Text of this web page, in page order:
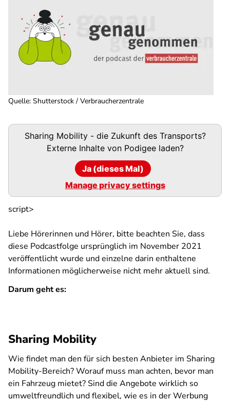
Quelle: Shutterstock / Verbraucherzentrale
Podigee-Sharing Mobility - die Zukunft des Transports?
Externe Inhalte von Podigeeladen?
Ja (dieses Mal)
Manage privacy settings
script>
Liebe Hörerinnen und Hörer, bitte beachten Sie, dass
diese Podcastfolge ursprünglich im November 2021
veröffentlicht wurde und einzelne darin enthaltene
Informationen möglicherweise nicht mehr aktuell sind.
Darum geht es:
Sharing Mobility
Wie findet man den für sich besten Anbieter im Sharing
Mobility-Bereich? Worauf muss man achten, bevor man
ein Fahrzeug mietet? Sind die Angebote wirklich so
umweltfreundlich und flexibel, wie es in der Werbung